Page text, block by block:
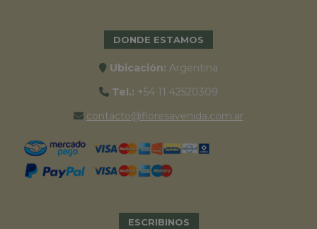
DONDE ESTAMOS
Ubicación: Argentina
Tel.: +54 11 42520309
contacto@floresavenida.com.ar
ESCRIBINOS